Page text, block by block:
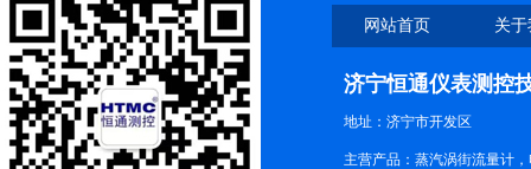
网站首页 关
济宁恒通仪表测控
地址：济宁市开发区
主营产品：蒸汽涡街流量计